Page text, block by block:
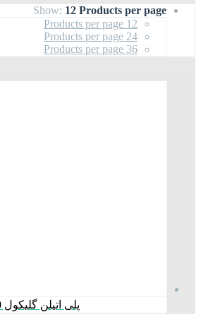
Show: 12 Products per page
12 Products per page
24 Products per page
36 Products per page
پلی اتیلن گلیکول 6000